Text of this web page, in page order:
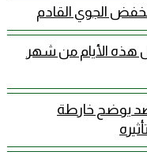
الجوي القادم
هذه الأيام من شهر
يوضح خارطة